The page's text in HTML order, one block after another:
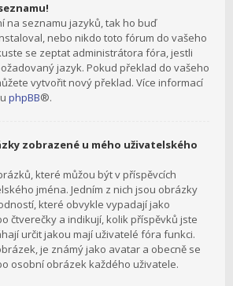
na seznamu jazyků, tak ho buď
nebo nikdo toto fórum do vašeho
se zeptat administrátora fóra, jestli
jazyk. Pokud překlad do vašeho
vytvořit nový překlad. Více informací
phpBB®.
zobrazené u mého uživatelského
které můžou být v příspěvcích
jména. Jedním z nich jsou obrázky
které obvykle vypadají jako
čtverečky a indikují, kolik příspěvků jste
určit jakou mají uživatelé fóra funkci.
je známý jako avatar a obecně se
osobní obrázek každého uživatele.